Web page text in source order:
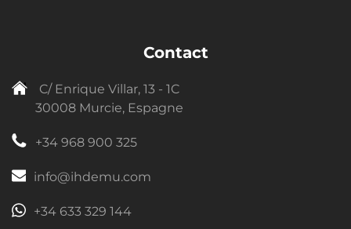
Contact
C/ Enrique Villar, 13 - 1C
30008 Murcie, Espagne
+34 968 900 325
info@ihdemu.com
+34 633 329 144